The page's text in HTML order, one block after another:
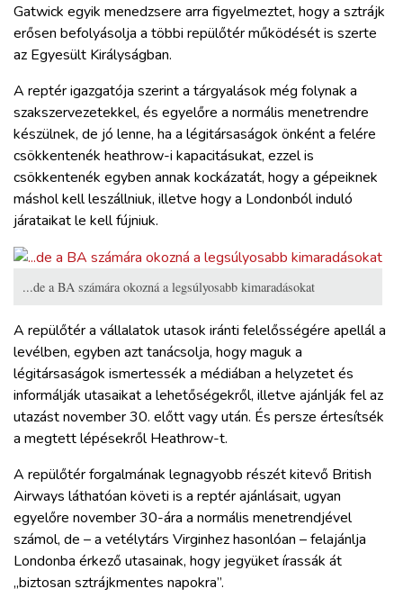
Gatwick egyik menedzsere arra figyelmeztet, hogy a sztrájk
erősen befolyásolja a többi repülőtér működését is szerte
az Egyesült Királyságban.
A reptér igazgatója szerint a tárgyalások még folynak a
szakszervezetekkel, és egyelőre a normális menetrendre
készülnek, de jó lenne, ha a légitársaságok önként a felére
csökkentenék heathrow-i kapacitásukat, ezzel is
csökkentenék egyben annak kockázatát, hogy a gépeiknek
máshol kell leszállniuk, illetve hogy a Londonból induló
járataikat le kell fújniuk.
...de a BA számára okozná a legsúlyosabb kimaradásokat
A repülőtér a vállalatok utasok iránti felelősségére apellál a
levélben, egyben azt tanácsolja, hogy maguk a
légitársaságok ismertessék a médiában a helyzetet és
informálják utasaikat a lehetőségekről, illetve ajánlják fel az
utazást november 30. előtt vagy után. És persze értesítsék
a megtett lépésekről Heathrow-t.
A repülőtér forgalmának legnagyobb részét kitevő British
Airways láthatóan követi is a reptér ajánlásait, ugyan
egyelőre november 30-ára a normális menetrendjével
számol, de – a vetélytárs Virginhez hasonlóan – felajánlja
Londonba érkező utasainak, hogy jegyüket írassák át
„biztosan sztrájkmentes napokra”.